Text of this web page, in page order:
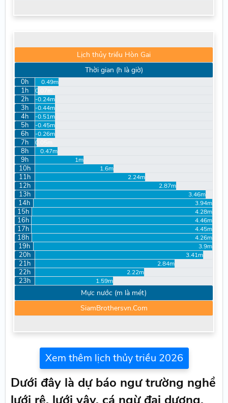
Lịch thủy triều Hòn Gai
Thời gian (h là giờ)
0h 0.49m
1h 0.07m
2h -0.24m
3h -0.44m
4h -0.51m
5h -0.45m
6h -0.26m
7h 0.05m
8h 0.47m
9h 1m
10h 1.6m
11h 2.24m
12h 2.87m
13h 3.46m
14h 3.94m
15h 4.28m
16h 4.46m
17h 4.45m
18h 4.26m
19h 3.9m
20h 3.41m
21h 2.84m
22h 2.22m
23h 1.59m
Mực nước (m là mét)
SiamBrothersvn.Com
Xem thêm lịch thủy triều 2026
Dưới đây là dự báo ngư trường nghề